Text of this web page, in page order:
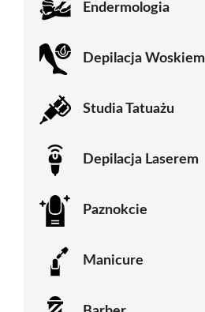
Endermologia
Depilacja Woskiem
Studia Tatuażu
Depilacja Laserem
Paznokcie
Manicure